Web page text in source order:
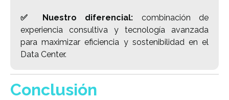
✅ Nuestro diferencial: combinación de
experiencia consultiva y tecnología avanzada
para maximizar eficiencia y sostenibilidad en el
Data Center.
Conclusión